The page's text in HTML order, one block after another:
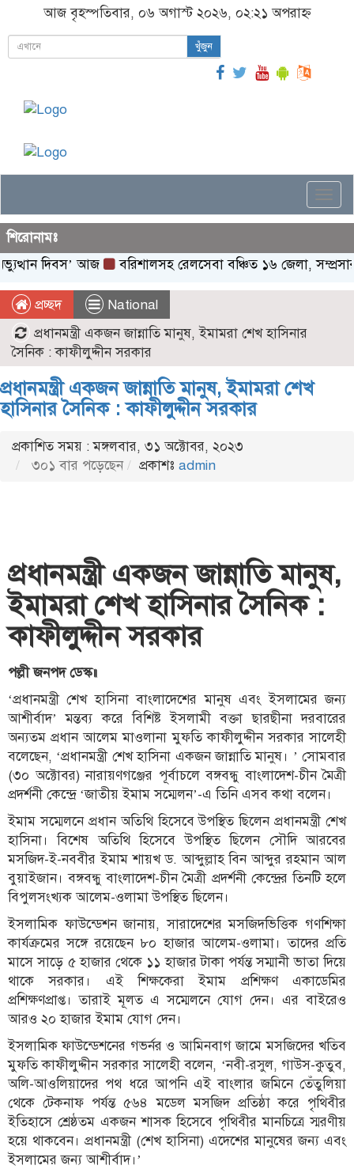
আজ বৃহস্পতিবার, ০৬ অগাস্ট ২০২৬, ০২:২১ অপরাহ্ন
খুঁজুন
শিরোনামঃ
দিবস’ আজ
বরিশালসহ রেলসেবা বঞ্চিত ১৬ জেলা,
প্রচ্ছদ
National
প্রধানমন্ত্রী একজন জান্নাতি মানুষ, ইমামরা শেখ হাসিনার
সৈনিক : কাফীলুদ্দীন সরকার
প্রধানমন্ত্রী একজন জান্নাতি মানুষ, ইমামরা শেখ
হাসিনার সৈনিক : কাফীলুদ্দীন সরকার
প্রকাশিত সময় : মঙ্গলবার, ৩১ অক্টোবর, ২০২৩
৩০১ বার পড়েছেন
প্রকাশঃ admin
প্রধানমন্ত্রী একজন জান্নাতি মানুষ,
ইমামরা শেখ হাসিনার সৈনিক :
কাফীলুদ্দীন সরকার
পল্লী জনপদ ডেস্ক॥
‘প্রধানমন্ত্রী শেখ হাসিনা বাংলাদেশের মানুষ এবং ইসলামের জন্য
আশীর্বাদ’ মন্তব্য করে বিশিষ্ট ইসলামী বক্তা ছারছীনা দরবারের
অন্যতম প্রধান আলেম মাওলানা মুফতি কাফীলুদ্দীন সরকার সালেহী
বলেছেন, ‘প্রধানমন্ত্রী শেখ হাসিনা একজন জান্নাতি মানুষ। ’ সোমবার
(৩০ অক্টোবর) নারায়ণগঞ্জের পূর্বাচলে বঙ্গবন্ধু বাংলাদেশ-চীন মৈত্রী
প্রদর্শনী কেন্দ্রে ‘জাতীয় ইমাম সম্মেলন’-এ তিনি এসব কথা বলেন।
ইমাম সম্মেলনে প্রধান অতিথি হিসেবে উপস্থিত ছিলেন প্রধানমন্ত্রী শেখ
হাসিনা। বিশেষ অতিথি হিসেবে উপস্থিত ছিলেন সৌদি আরবের
মসজিদ-ই-নববীর ইমাম শায়খ ড. আব্দুল্লাহ বিন আব্দুর রহমান আল
বুয়াইজান। বঙ্গবন্ধু বাংলাদেশ-চীন মৈত্রী প্রদর্শনী কেন্দ্রের তিনটি হলে
বিপুলসংখ্যক আলেম-ওলামা উপস্থিত ছিলেন।
ইসলামিক ফাউন্ডেশন জানায়, সারাদেশের মসজিদভিত্তিক গণশিক্ষা
কার্যক্রমের সঙ্গে রয়েছেন ৮০ হাজার আলেম-ওলামা। তাদের প্রতি
মাসে সাড়ে ৫ হাজার থেকে ১১ হাজার টাকা পর্যন্ত সম্মানী ভাতা দিয়ে
থাকে সরকার। এই শিক্ষকেরা ইমাম প্রশিক্ষণ একাডেমির
প্রশিক্ষণপ্রাপ্ত। তারাই মূলত এ সম্মেলনে যোগ দেন। এর বাইরেও
আরও ২০ হাজার ইমাম যোগ দেন।
ইসলামিক ফাউন্ডেশনের গভর্নর ও আমিনবাগ জামে মসজিদের খতিব
মুফতি কাফীলুদ্দীন সরকার সালেহী বলেন, ‘নবী-রসুল, গাউস-কুতুব,
অলি-আওলিয়াদের পথ ধরে আপনি এই বাংলার জমিনে তেঁতুলিয়া
থেকে টেকনাফ পর্যন্ত ৫৬৪ মডেল মসজিদ প্রতিষ্ঠা করে পৃথিবীর
ইতিহাসে শ্রেষ্ঠতম একজন শাসক হিসেবে পৃথিবীর মানচিত্রে স্মরণীয়
হয়ে থাকবেন। প্রধানমন্ত্রী (শেখ হাসিনা) এদেশের মানুষের জন্য এবং
ইসলামের জন্য আশীর্বাদ।’